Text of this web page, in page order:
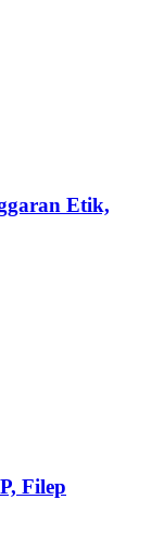
Etik,
Filep